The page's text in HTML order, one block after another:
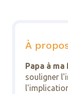
À
Papa à ma
souligner